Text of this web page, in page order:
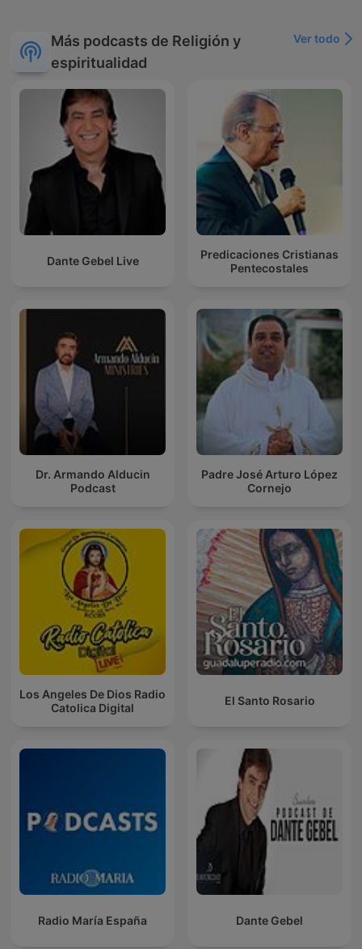
Más podcasts de Religión y
espiritualidad
Ver todo
Dante Gebel Live
Predicaciones Cristianas
Pentecostales
Dr. Armando Alducin
Podcast
Padre José Arturo López
Cornejo
Los Angeles De Dios Radio
Catolica Digital
El Santo Rosario
Radio María España Dante Gebel